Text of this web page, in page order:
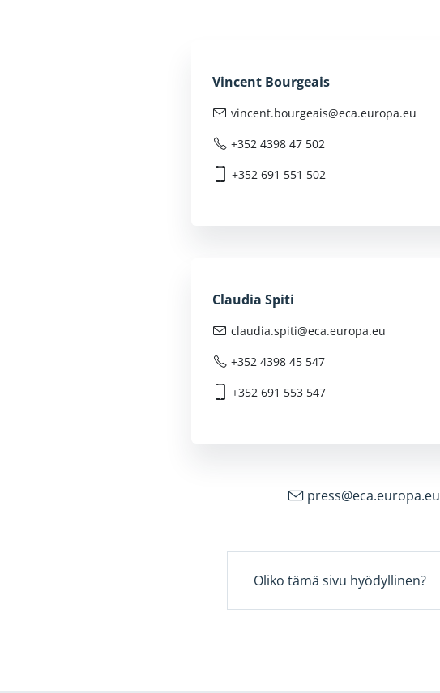
Vincent Bourgeais
vincent.bourgeais@eca.europa.eu
+352 4398 47 502
+352 691 551 502
Claudia Spiti
claudia.spiti@eca.europa.eu
+352 4398 45 547
+352 691 553 547
press@eca.europa.eu
Oliko tämä sivu hyödyllinen?